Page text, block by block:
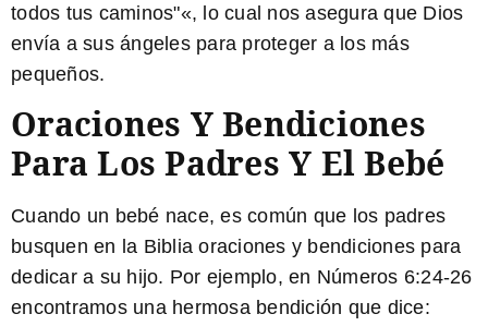
todos tus caminos"«, lo cual nos asegura que Dios
envía a sus ángeles para proteger a los más
pequeños.
Oraciones Y Bendiciones
Para Los Padres Y El Bebé
Cuando un bebé nace, es común que los padres
busquen en la Biblia oraciones y bendiciones para
dedicar a su hijo. Por ejemplo, en Números 6:24-26
encontramos una hermosa bendición que dice: